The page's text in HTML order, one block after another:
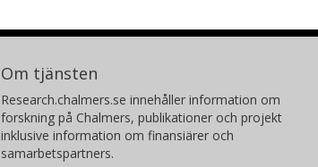
Om tjänsten
Research.chalmers.se innehåller information om
forskning på Chalmers, publikationer och projekt
inklusive information om finansiärer och
samarbetspartners.